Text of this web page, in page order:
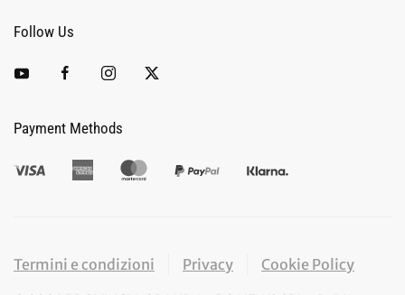
Follow Us
Payment Methods
Termini e condizioni Privacy
Cookie Policy